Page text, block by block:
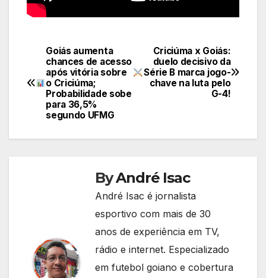
Navegação
de
Post
Criciúma x Goiás:
duelo decisivo da
Série B marca jogo-
chave na luta pelo
G-4!
Goiás aumenta
chances de acesso
após vitória sobre
o Criciúma;
Probabilidade sobe
para 36,5%
segundo UFMG
ByAndré Isac
André Isac é jornalista
esportivo com mais de 30
anos de experiência em TV,
rádio e internet. Especializado
em futebol goiano e cobertura